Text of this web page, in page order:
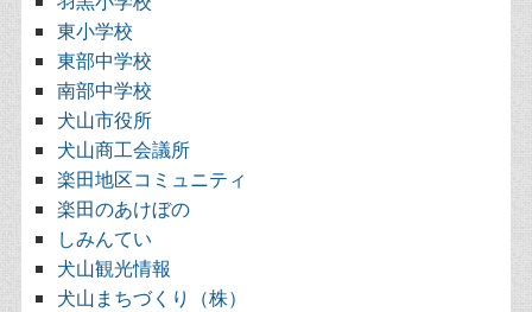
東小学校
東部中学校
南部中学校
犬山市役所
犬山商工会議所
楽田地区コミュニティ
楽田のあけぼの
しみんてい
犬山観光情報
犬山まちづくり（株）